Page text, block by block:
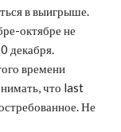
в выигрыше.
октябре не
декабря.
времени
что last
Не